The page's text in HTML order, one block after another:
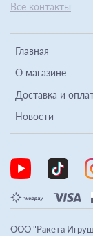
Главная
О магазине
Доставка и
Новости
Все контакты
ООО "Ракета